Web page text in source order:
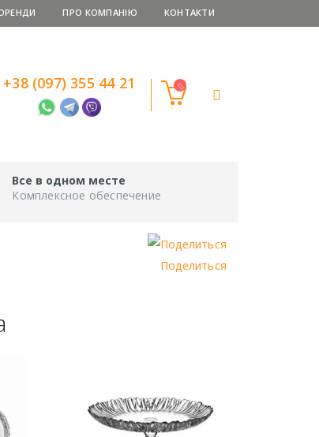
ПРО КОМПАНІЮ КОНТАКТИ
+38 (097) 355 44 21
Все в одном месте
Комплексное обеспечение
Поделиться